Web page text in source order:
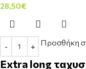
28,50€
Προσθήκη
Extra long